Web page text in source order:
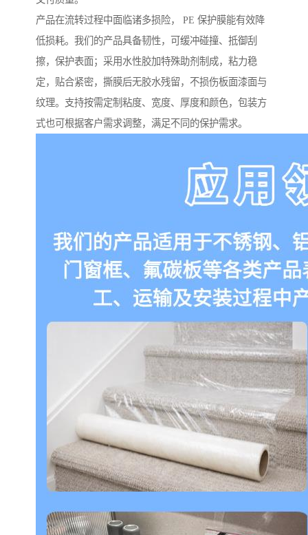
产品在流转过程中面临诸多损险， PE 保护膜能有效降
低损耗。我们的产品具备韧性，可缓冲碰撞、抵御刮
擦，保护表面；采用水性胶加特殊助剂制成，粘力稳
定，贴合紧密，撕膜后无胶水残留，不损伤板面漆面与
纹理。支持按需定制粘度、宽度、厚度和颜色，包装方
式也可根据客户需求调整，满足不同的保护需求。